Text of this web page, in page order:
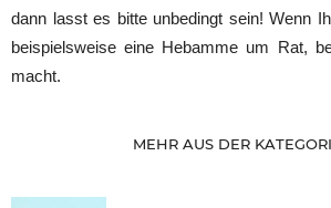
dann lasst es bitte unbedingt sein! Wenn
beispielsweise eine Hebamme um Rat,
macht.
MEHR AUS DER